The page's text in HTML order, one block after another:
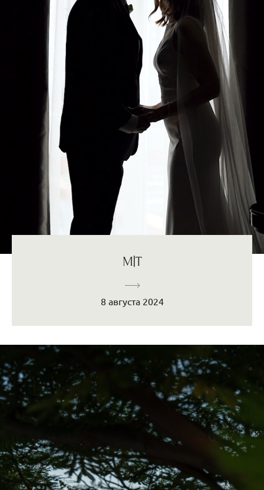
М|Т
8 августа 2024